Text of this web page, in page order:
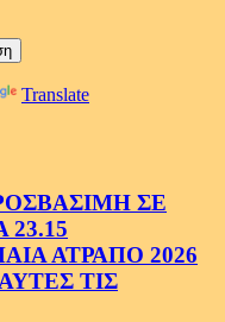
Translate
ΣΕ
ΑΤΡΑΠΟ 2026
ΤΙΣ